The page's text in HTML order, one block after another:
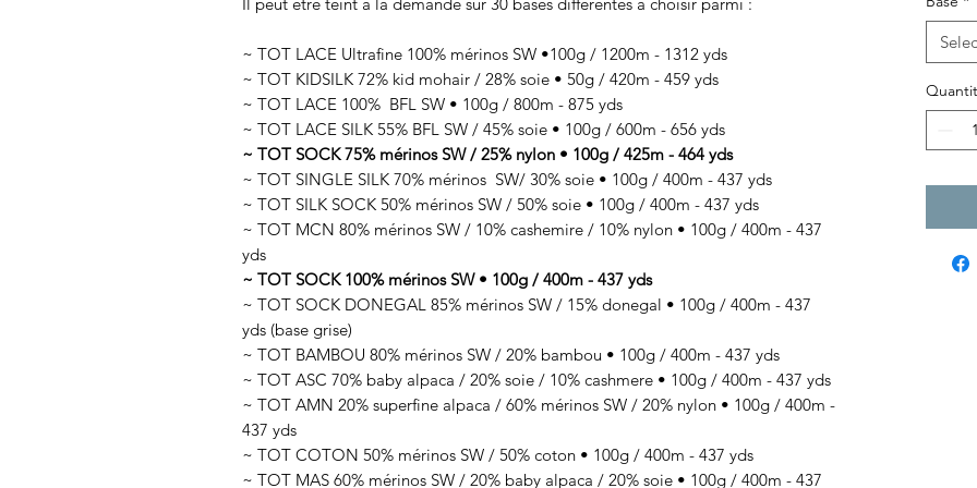
~ TOT LACE Ultrafine 100% mérinos SW •100g / 1200m - 1312 yds
~ TOT KIDSILK 72% kid mohair / 28% soie • 50g / 420m - 459 yds
~ TOT LACE 100% BFL SW • 100g / 800m - 875 yds
~ TOT LACE SILK 55% BFL SW / 45% soie • 100g / 600m - 656 yds
~ TOT SOCK 75% mérinos SW / 25% nylon • 100g / 425m - 464 yds
~ TOT SINGLE SILK 70% mérinos SW/ 30% soie • 100g / 400m - 437 yds
~ TOT SILK SOCK 50% mérinos SW / 50% soie • 100g / 400m - 437 yds
~ TOT MCN 80% mérinos SW / 10% cashemire / 10% nylon • 100g / 400m - 437
yds
~ TOT SOCK 100% mérinos SW • 100g / 400m - 437 yds
~ TOT SOCK DONEGAL 85% mérinos SW / 15% donegal • 100g / 400m - 437
yds (base grise)
~ TOT BAMBOU 80% mérinos SW / 20% bambou • 100g / 400m - 437 yds
~ TOT ASC 70% baby alpaca / 20% soie / 10% cashmere • 100g / 400m - 437 yds
~ TOT AMN 20% superfine alpaca / 60% mérinos SW / 20% nylon • 100g / 400m -
437 yds
~ TOT COTON 50% mérinos SW / 50% coton • 100g / 400m - 437 yds
~ TOT MAS 60% mérinos SW / 20% baby alpaca / 20% soie • 100g / 400m - 437